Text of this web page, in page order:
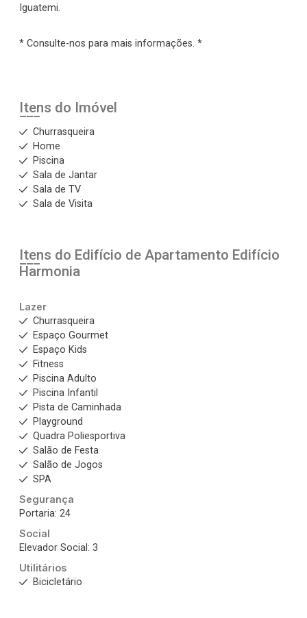
Iguatemi.
* Consulte-nos para mais informações. *
Itens do Imóvel
Churrasqueira
Home
Piscina
Sala de Jantar
Sala de TV
Sala de Visita
Itens do Edifício de Apartamento Edifício
Harmonia
Lazer
Churrasqueira
Espaço Gourmet
Espaço Kids
Fitness
Piscina Adulto
Piscina Infantil
Pista de Caminhada
Playground
Quadra Poliesportiva
Salão de Festa
Salão de Jogos
SPA
Segurança
Portaria: 24
Social
Elevador Social: 3
Utilitários
Bicicletário